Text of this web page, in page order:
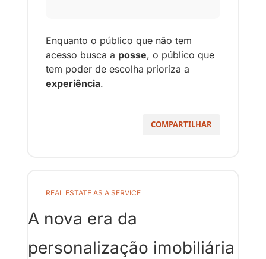
Enquanto o público que não tem
acesso busca a posse, o público que
experiência.
COMPARTILHAR
REAL ESTATE AS A SERVICE
A nova era da
personalização imobiliária